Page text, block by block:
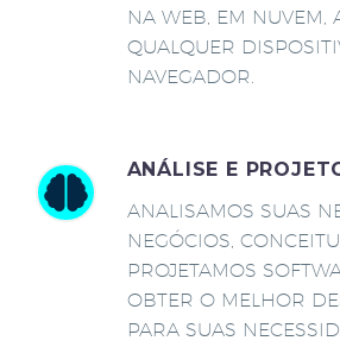
NA WEB, EM NUVEM,
QUALQUER
NAVEGADOR.
ANÁLISE E
ANALISAMOS SUAS
NEGÓCIOS,
PROJETAMOS
OBTER O MELHOR
PARA SUAS